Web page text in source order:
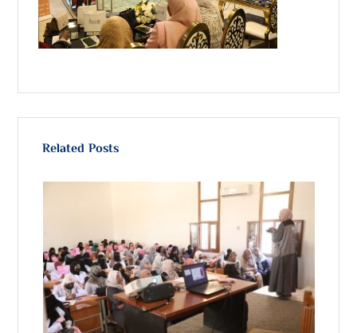
Related Posts